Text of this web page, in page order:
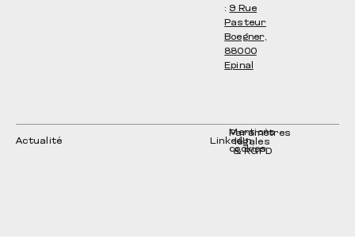
:9 Rue
Pasteur
Boegner,
88000
Epinal
Actualité
Mentions
légales
& RGPD
Paramètres
cookies
LinkedIn